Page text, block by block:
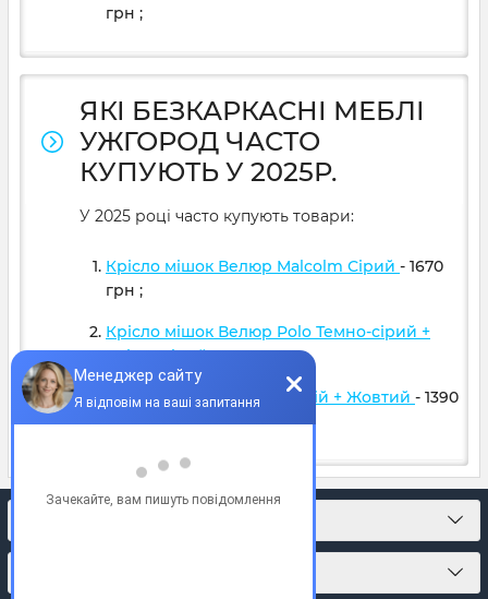
грн ;
ЯКІ БЕЗКАРКАСНІ МЕБЛІ
УЖГОРОД ЧАСТО
КУПУЮТЬ У 2025Р.
У 2025 році часто купують товари:
Крісло мішок Велюр Malcolm Сірий - 1670
грн ;
Крісло мішок Велюр Polo Темно-сірий +
Світло сірий- 1599грн;
Крісло м'яч Оксфорд Синій + Жовтий - 1390
грн;